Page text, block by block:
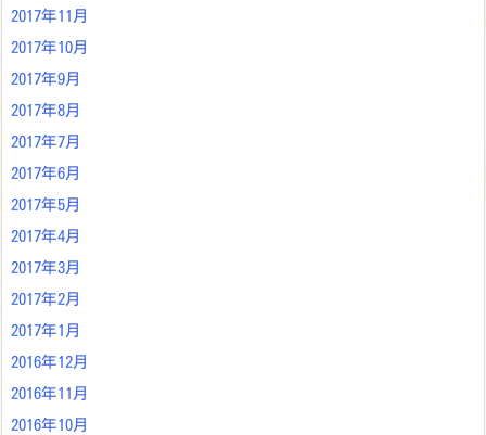
2017年11月
2017年10月
2017年9月
2017年8月
2017年7月
2017年6月
2017年5月
2017年4月
2017年3月
2017年2月
2017年1月
2016年12月
2016年11月
2016年10月